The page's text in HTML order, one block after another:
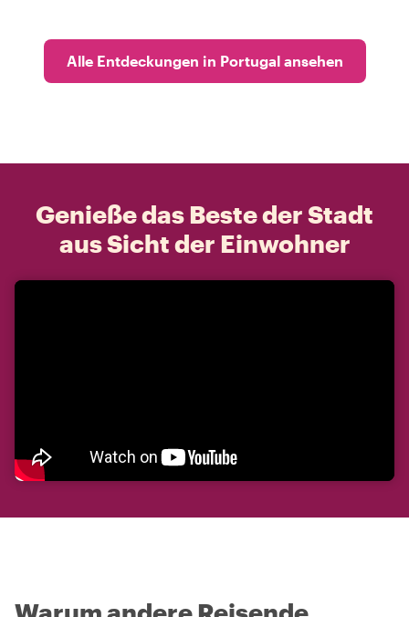
Alle Entdeckungen in Portugal ansehen
Genieße das Beste der Stadt
aus Sicht der Einwohner